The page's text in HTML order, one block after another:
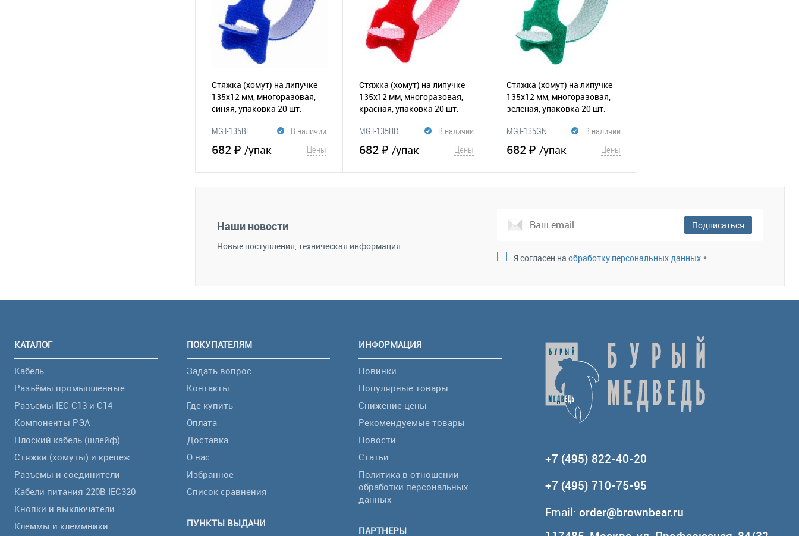
Стяжка (хомут) на липучке
135х12 мм, многоразовая,
синяя, упаковка 20 шт.
В наличии
MGT-135BE
682 ₽ /упак Цены
В корзину
В избранное
Стяжка (хомут) на липучке
135х12 мм, многоразовая,
красная, упаковка 20 шт.
В наличии
MGT-135RD
682 ₽ /упак Цены
В корзину
Стяжка (хомут) на липучке
135х12 мм, многоразовая,
зеленая, упаковка 20 шт.
В наличии
MGT-135GN
682 ₽ /упак Цены
В корзину
В избранное
Наши новости
Новые поступления, техническая информация
Подписаться
Я согласен на обработку персональных данных.*
КАТАЛОГ
Кабель
Разъёмы промышленные
Разъёмы IEC C13 и C14
Компоненты РЭА
Плоский кабель (шлейф)
Стяжки (хомуты) и крепеж
Разъёмы и соединители
Кабели питания 220В IEC320
Кнопки и выключатели
Клеммы и клеммники
ПОКУПАТЕЛЯМ
Задать вопрос
Контакты
Где купить
Оплата
Доставка
О нас
Избранное
Список сравнения
ПУНКТЫ ВЫДАЧИ
ИНФОРМАЦИЯ
Новинки
Популярные товары
Снижение цены
Рекомендуемые товары
Новости
Статьи
Политика в отношении
обработки персональных
данных
ПАРТНЕРЫ
+7 (495) 822-40-20
+7 (495) 710-75-95
Email: order@brownbear.ru